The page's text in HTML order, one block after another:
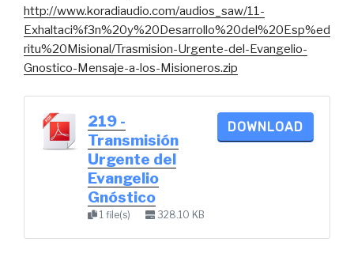
http://www.koradiaudio.com/audios_saw/11-
Exhaltaci%f3n%20y%20Desarrollo%20del%20Esp%ed
ritu%20Misional/Trasmision-Urgente-del-Evangelio-
Gnostico-Mensaje-a-los-Misioneros.zip
219 -
Transmisión
Urgente del
Evangelio
Gnóstico
1 file(s) 328.10 KB
DOWNLOAD